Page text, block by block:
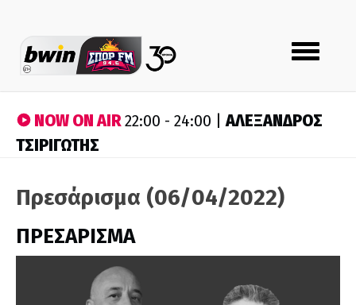
Toggle
navigation
NOW ON AIR22:00 - 24:00 |ΑΛΕΞΑΝΔΡΟΣ
ΤΣΙΡΙΓΩΤΗΣ
Πρεσάρισμα (06/04/2022)
ΠΡΕΣΑΡΙΣΜΑ